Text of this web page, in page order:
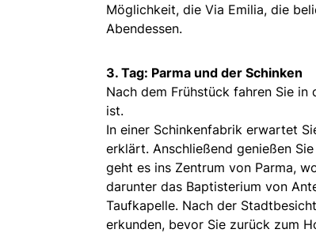
Möglichkeit, die Via Emilia, die
Abendessen.
3. Tag: Parma und der Schinken
Nach dem Frühstück fahren Sie
ist.
In einer Schinkenfabrik erwartet
erklärt. Anschließend genießen
geht es ins Zentrum von Parma,
darunter das Baptisterium von
Taufkapelle. Nach der
erkunden, bevor Sie zurück zum